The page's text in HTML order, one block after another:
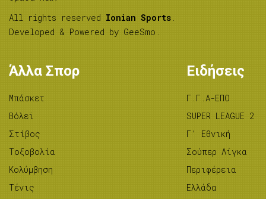
All rights reserved Ionian Sports .
Developed & Powered by GeeSmo .
Άλλα Σπορ
Μπάσκετ
Βόλεϊ
Στίβος
Tοξοβολία
Κολύμβηση
Τένις
Ειδήσεις
Γ.Γ.Α-ΕΠΟ
SUPER LEAGUE 2
Γ’ Εθνική
Σούπερ Λίγκα
Περιφέρεια
Ελλάδα